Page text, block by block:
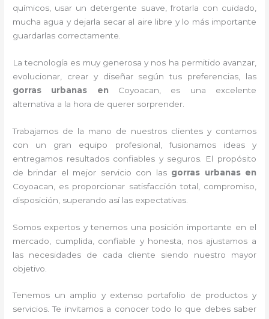
químicos, usar un detergente suave, frotarla con cuidado,
mucha agua y dejarla secar al aire libre y lo más importante
guardarlas correctamente.
La tecnología es muy generosa y nos ha permitido avanzar,
evolucionar, crear y diseñar según tus preferencias, las
gorras urbanas en Coyoacan, es una excelente
alternativa a la hora de querer sorprender.
Trabajamos de la mano de nuestros clientes y contamos
con un gran equipo profesional, fusionamos ideas y
entregamos resultados confiables y seguros. El propósito
de brindar el mejor servicio con las gorras urbanas en
Coyoacan, es proporcionar satisfacción total, compromiso,
disposición, superando así las expectativas.
Somos expertos y tenemos una posición importante en el
mercado, cumplida, confiable y honesta, nos ajustamos a
las necesidades de cada cliente siendo nuestro mayor
objetivo.
Tenemos un amplio y extenso portafolio de productos y
servicios. Te invitamos a conocer todo lo que debes saber